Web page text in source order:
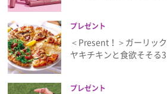
プレゼント
＜Present！＞ガーリッ
ヤキチキンと食欲そそる
プレゼント